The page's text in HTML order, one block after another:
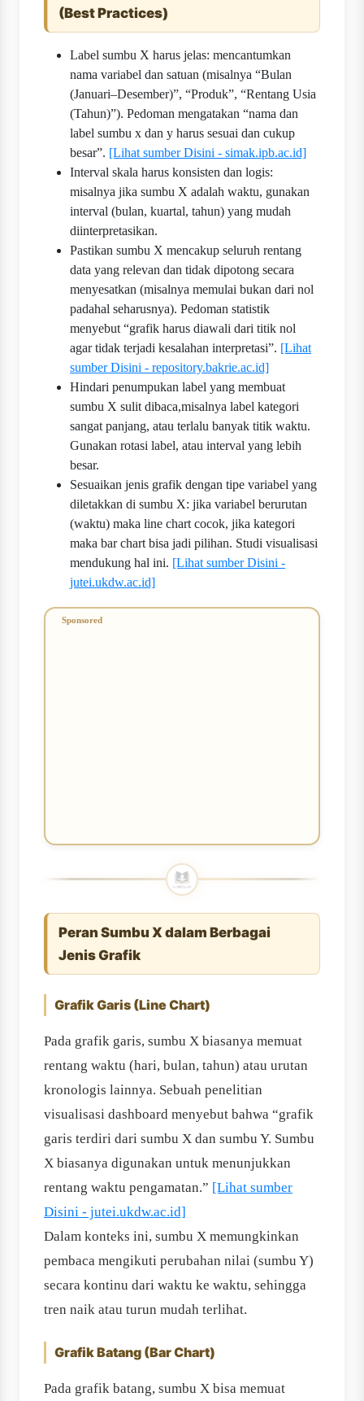
(Best Practices)
Label sumbu X harus jelas: mencantumkan
nama variabel dan satuan (misalnya “Bulan
(Januari–Desember)”, “Produk”, “Rentang Usia
(Tahun)”). Pedoman mengatakan “nama dan
label sumbu x dan y harus sesuai dan cukup
besar”. [Lihat sumber Disini - simak.ipb.ac.id]
Interval skala harus konsisten dan logis:
misalnya jika sumbu X adalah waktu, gunakan
interval (bulan, kuartal, tahun) yang mudah
diinterpretasikan.
Pastikan sumbu X mencakup seluruh rentang
data yang relevan dan tidak dipotong secara
menyesatkan (misalnya memulai bukan dari nol
padahal seharusnya). Pedoman statistik
menyebut “grafik harus diawali dari titik nol
agar tidak terjadi kesalahan interpretasi”. [Lihat
sumber Disini - repository.bakrie.ac.id]
Hindari penumpukan label yang membuat
sumbu X sulit dibaca,misalnya label kategori
sangat panjang, atau terlalu banyak titik waktu.
Gunakan rotasi label, atau interval yang lebih
besar.
Sesuaikan jenis grafik dengan tipe variabel yang
diletakkan di sumbu X: jika variabel berurutan
(waktu) maka line chart cocok, jika kategori
maka bar chart bisa jadi pilihan. Studi visualisasi
mendukung hal ini. [Lihat sumber Disini -
jutei.ukdw.ac.id]
Peran Sumbu X dalam Berbagai
Jenis Grafik
Grafik Garis (Line Chart)
Pada grafik garis, sumbu X biasanya memuat
rentang waktu (hari, bulan, tahun) atau urutan
kronologis lainnya. Sebuah penelitian
visualisasi dashboard menyebut bahwa “grafik
garis terdiri dari sumbu X dan sumbu Y. Sumbu
X biasanya digunakan untuk menunjukkan
rentang waktu pengamatan.” [Lihat sumber
Disini - jutei.ukdw.ac.id]
Dalam konteks ini, sumbu X memungkinkan
pembaca mengikuti perubahan nilai (sumbu Y)
secara kontinu dari waktu ke waktu, sehingga
tren naik atau turun mudah terlihat.
Grafik Batang (Bar Chart)
Pada grafik batang, sumbu X bisa memuat